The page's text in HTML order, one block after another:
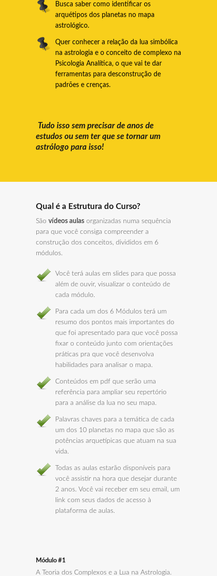
Busca saber como identificar os
arquétipos dos planetas no mapa
astrológico.
Quer conhecer a relação da lua simbólica
na astrologia e o conceito de complexo na
Psicologia Analítica, o que vai te dar
ferramentas para desconstrução de
padrões e crenças.
Tudo isso sem precisar de anos de
estudos ou sem ter que se tornar um
astrólogo para isso!
Qual é a Estrutura do Curso?
São vídeos aulas organizadas numa sequência
para que você consiga compreender a
construção dos conceitos, divididos em 6
módulos.
Você terá aulas em slides para que possa
além de ouvir, visualizar o conteúdo de
cada módulo.
Para cada um dos 6 Módulos terá um
resumo dos pontos mais importantes do
que foi apresentado para que você possa
fixar o conteúdo junto com orientações
práticas pra que você desenvolva
habilidades para analisar o mapa.
Conteúdos em pdf que serão uma
referência para ampliar seu repertório
para a análise da lua no seu mapa.
Palavras chaves para a temática de cada
um dos 10 planetas no mapa que são as
potências arquetípicas que atuam na sua
vida.
Todas as aulas estarão disponíveis para
você assistir na hora que desejar durante
2 anos. Você vai receber em seu email, um
link com seus dados de acesso à
plataforma de aulas.
Módulo #1
A Teoria dos Complexos e a Lua na Astrologia.